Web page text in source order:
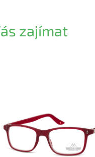
zajímat